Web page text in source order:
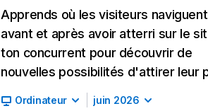
Apprends où les visiteurs naviguent
avant et après avoir atterri sur le
ton concurrent pour découvrir de
nouvelles possibilités d'attirer leur
Ordinateur juin 2026